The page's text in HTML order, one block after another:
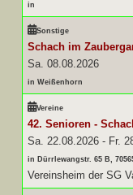
in
Sonstige
Schach im
Sa. 08.08.2026
in Weißenhorn
Vereine
42. Senioren -
Sa. 22.08.2026 - Fr.
in Dürrlewangstr. 65 B,
Vereinsheim der SG